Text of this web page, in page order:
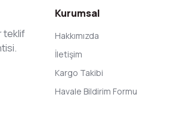
teklif
Kurumsal
Hakkımızda
İletişim
Kargo Takibi
Havale Bildirim Formu